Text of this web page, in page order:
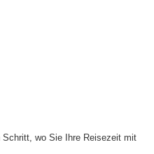
wo Sie Ihre Reisezeit mit